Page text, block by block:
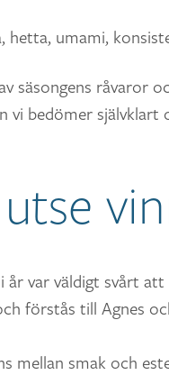
hetta, umami,
säsongens råvaror
vi bedömer
var väldigt svårt
förstås till Agnes
mellan smak och